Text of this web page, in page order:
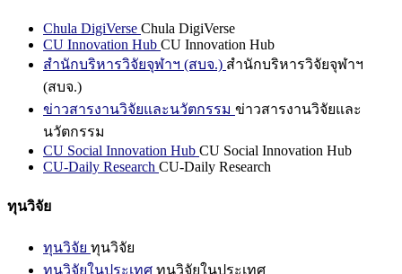
Chula DigiVerse Chula DigiVerse
CU Innovation Hub CU Innovation Hub
สำนักบริหารวิจัยจุฬาฯ (สบจ.) สำนักบริหารวิจัยจุฬาฯ
(สบจ.)
ข่าวสารงานวิจัยและนวัตกรรม ข่าวสารงานวิจัยและ
นวัตกรรม
CU Social Innovation Hub CU Social Innovation Hub
CU-Daily Research CU-Daily Research
ทุนวิจัย
ทุนวิจัย ทุนวิจัย
ทุนวิจัยในประเทศ ทุนวิจัยในประเทศ